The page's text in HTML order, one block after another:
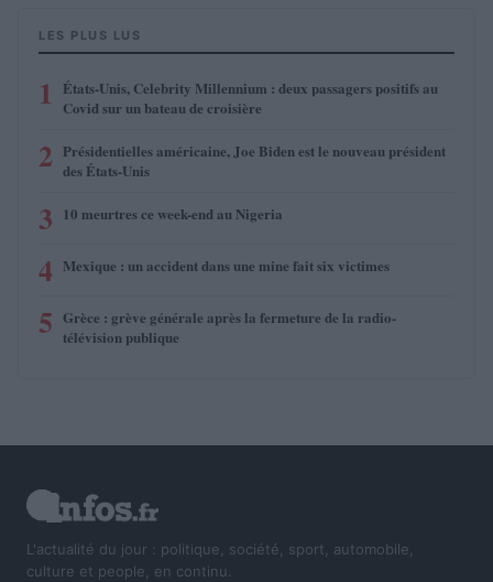
LES PLUS LUS
1
États-Unis, Celebrity Millennium : deux passagers positifs au
Covid sur un bateau de croisière
2 Présidentielles américaine, Joe Biden est le nouveau président
des États-Unis
3 10 meurtres ce week-end au Nigeria
4 Mexique : un accident dans une mine fait six victimes
5 Grèce : grève générale après la fermeture de la radio-
télévision publique
L'actualité du jour : politique, société, sport, automobile,
culture et people, en continu.